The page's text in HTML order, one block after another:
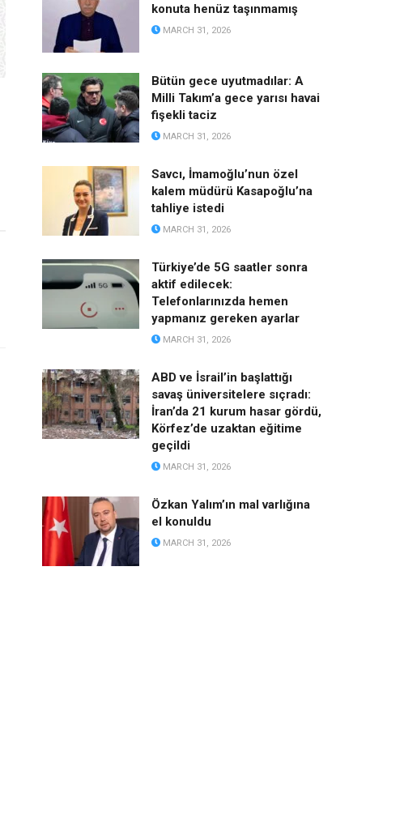
konuta henüz taşınmamış
MARCH 31, 2026
Bütün gece uyutmadılar: A
Milli Takım’a gece yarısı havai
fişekli taciz
MARCH 31, 2026
Savcı, İmamoğlu’nun özel
kalem müdürü Kasapoğlu’na
tahliye istedi
MARCH 31, 2026
Türkiye’de 5G saatler sonra
aktif edilecek:
Telefonlarınızda hemen
yapmanız gereken ayarlar
MARCH 31, 2026
ABD ve İsrail’in başlattığı
savaş üniversitelere sıçradı:
İran’da 21 kurum hasar gördü,
Körfez’de uzaktan eğitime
geçildi
MARCH 31, 2026
Özkan Yalım’ın mal varlığına
el konuldu
MARCH 31, 2026